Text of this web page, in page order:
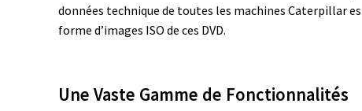
données technique de toutes les machines Caterpillar
forme d’images ISO de ces DVD.
Une Vaste Gamme de Fonctionnalités